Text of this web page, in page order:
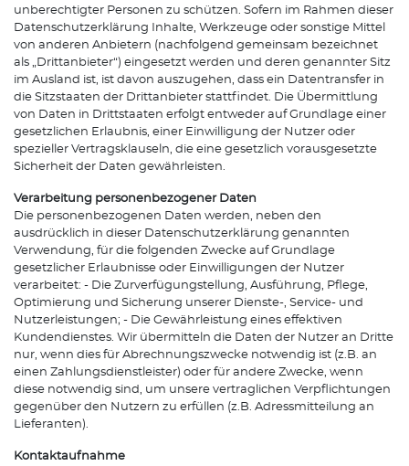
unberechtigter Personen zu schützen. Sofern im Rahmen dieser
Datenschutzerklärung Inhalte, Werkzeuge oder sonstige Mittel
von anderen Anbietern (nachfolgend gemeinsam bezeichnet
als „Drittanbieter“) eingesetzt werden und deren genannter Sitz
im Ausland ist, ist davon auszugehen, dass ein Datentransfer in
die Sitzstaaten der Drittanbieter stattfindet. Die Übermittlung
von Daten in Drittstaaten erfolgt entweder auf Grundlage einer
gesetzlichen Erlaubnis, einer Einwilligung der Nutzer oder
spezieller Vertragsklauseln, die eine gesetzlich vorausgesetzte
Sicherheit der Daten gewährleisten.
Verarbeitung personenbezogener Daten
Die personenbezogenen Daten werden, neben den
ausdrücklich in dieser Datenschutzerklärung genannten
Verwendung, für die folgenden Zwecke auf Grundlage
gesetzlicher Erlaubnisse oder Einwilligungen der Nutzer
verarbeitet: - Die Zurverfügungstellung, Ausführung, Pflege,
Optimierung und Sicherung unserer Dienste-, Service- und
Nutzerleistungen; - Die Gewährleistung eines effektiven
Kundendienstes. Wir übermitteln die Daten der Nutzer an Dritte
nur, wenn dies für Abrechnungszwecke notwendig ist (z.B. an
einen Zahlungsdienstleister) oder für andere Zwecke, wenn
diese notwendig sind, um unsere vertraglichen Verpflichtungen
gegenüber den Nutzern zu erfüllen (z.B. Adressmitteilung an
Lieferanten).
Kontaktaufnahme